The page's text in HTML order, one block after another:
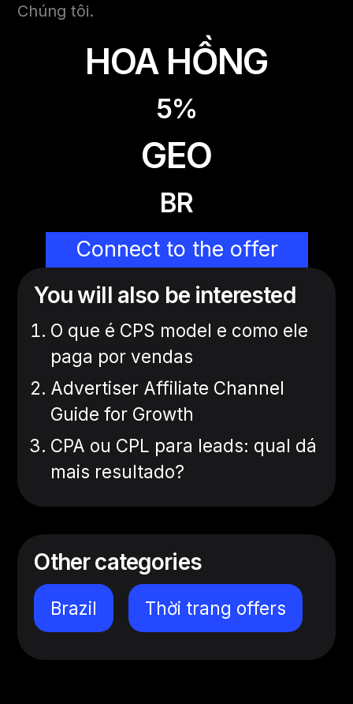
Chúng tôi.
HOA HỒNG
5%
GEO
BR
Connect to the offer
You will also be interested
O que é CPS model e como ele
paga por vendas
Advertiser Affiliate Channel
Guide for Growth
CPA ou CPL para leads: qual dá
mais resultado?
Other categories
Brazil Thời trang offers